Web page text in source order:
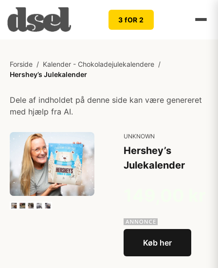
3 fOR 2
Forside / Kalender - Chokoladejulekalendere /
Hershey’s Julekalender
Dele af indholdet på denne side kan være genereret
med hjælp fra AI.
UNKNOWN
Hershey’s
Julekalender
Køb her